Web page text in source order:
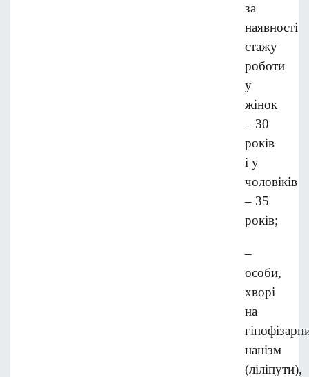
за
наявності
стажу
роботи
у
жінок
– 30
років
і у
чоловіків
– 35
років;
–
особи,
хворі
на
нанізм
(ліліпути),